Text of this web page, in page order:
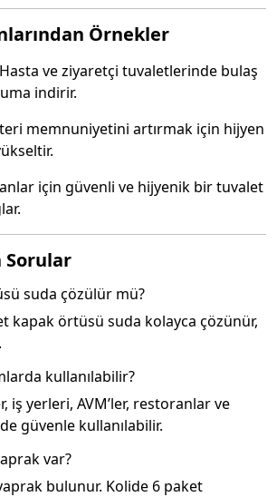
Örnekler
Hasta ve ziyaretçi tuvaletlerinde bulaş
indirir.
memnuniyetini artırmak için hijyen
için güvenli ve hijyenik bir tuvalet
Sorular
suda çözülür mü?
kapak örtüsü suda kolayca çözünür,
kullanılabilir?
iş yerleri, AVM’ler, restoranlar ve
güvenle kullanılabilir.
var?
bulunur. Kolide 6 paket